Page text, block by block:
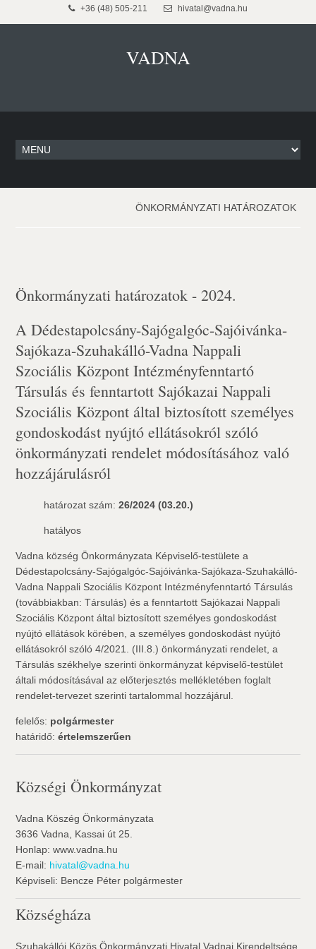
+36 (48) 505-211 hivatal@vadna.hu
VADNA
ÖNKORMÁNYZATI HATÁROZATOK
Önkormányzati határozatok - 2024.
A Dédestapolcsány-Sajógalgóc-Sajóivánka-
Sajókaza-Szuhakálló-Vadna Nappali
Szociális Központ Intézményfenntartó
Társulás és fenntartott Sajókazai Nappali
Szociális Központ által biztosított személyes
gondoskodást nyújtó ellátásokról szóló
önkormányzati rendelet módosításához való
hozzájárulásról
határozat szám:26/2024 (03.20.)
hatályos
Vadna község Önkormányzata Képviselő-testülete a
Dédestapolcsány-Sajógalgóc-Sajóivánka-Sajókaza-Szuhakálló-
Vadna Nappali Szociális Központ Intézményfenntartó Társulás
(továbbiakban: Társulás) és a fenntartott Sajókazai Nappali
Szociális Központ által biztosított személyes gondoskodást
nyújtó ellátások körében, a személyes gondoskodást nyújtó
ellátásokról szóló 4/2021. (III.8.) önkormányzati rendelet, a
Társulás székhelye szerinti önkormányzat képviselő-testület
általi módosításával az előterjesztés mellékletében foglalt
rendelet-tervezet szerinti tartalommal hozzájárul.
felelős: polgármester
határidő:értelemszerűen
Községi Önkormányzat
Vadna Köszég Önkormányzata
3636 Vadna, Kassai út 25.
Honlap: www.vadna.hu
E-mail: hivatal@vadna.hu
Képviseli: Bencze Péter polgármester
Községháza
Szuhakállói Közös Önkormányzati Hivatal Vadnai Kirendeltsége